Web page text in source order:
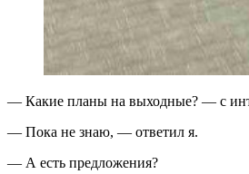
— Какие планы на выходные? — с
— Пока не знаю, — ответил я.
— А есть предложения?